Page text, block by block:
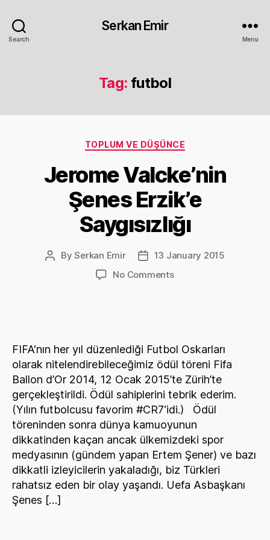
Search
Serkan Emir
Menu
Tag: futbol
Categories
TOPLUM VE DÜŞÜNCE
Jerome Valcke’nin
Şenes Erzik’e
Saygısızlığı
PostBySerkan Emir
Post13 January 2015
No Commentson
FIFA‘nın her yıl düzenlediği Futbol Oskarları
olarak nitelendirebileceğimiz ödül töreni Fifa
Ballon d’Or 2014, 12 Ocak 2015’te Zürih’te
gerçekleştirildi. Ödül sahiplerini tebrik ederim.
(Yılın futbolcusu favorim #CR7‘idi.) Ödül
töreninden sonra dünya kamuoyunun
dikkatinden kaçan ancak ülkemizdeki spor
medyasının (gündem yapan Ertem Şener) ve bazı
dikkatli izleyicilerin yakaladığı, biz Türkleri
rahatsız eden bir olay yaşandı. Uefa Asbaşkanı
Şenes […]